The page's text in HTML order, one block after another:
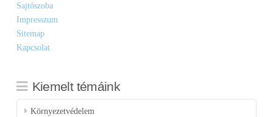
Sajtószoba
Impresszum
Sitemap
Kapcsolat
Kiemelt témáink
Környezetvédelem